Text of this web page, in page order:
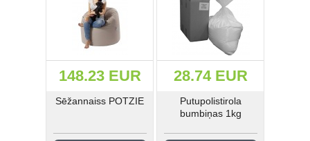
148.23 EUR
Sēžannaiss POTZIE
28.74 EUR
Putupolistirola
bumbiņas 1kg